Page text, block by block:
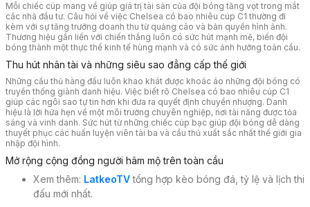
Mỗi chiếc cúp mang về giúp giá trị tài sản của đội bóng tăng vọt trong mắt
các nhà đầu tư. Câu hỏi về việc Chelsea có bao nhiêu cúp C1 thường đi
kèm với sự tăng trưởng doanh thu từ quảng cáo và bản quyền hình ảnh.
Thương hiệu gắn liền với chiến thắng luôn có sức hút mạnh mẽ, biến đội
bóng thành một thực thể kinh tế hùng mạnh và có sức ảnh hưởng toàn cầu.
Thu hút nhân tài và những siêu sao đẳng cấp thế giới
Những cầu thủ hàng đầu luôn khao khát được khoác áo những đội bóng có
truyền thống giành danh hiệu. Việc biết rõ Chelsea có bao nhiêu cúp C1
giúp các ngôi sao tự tin hơn khi đưa ra quyết định chuyển nhượng. Danh
hiệu là lời hứa hẹn về một môi trường chuyên nghiệp, nơi tài năng được tỏa
sáng và vinh danh. Sức hút từ những chiếc cúp bạc giúp đội bóng dễ dàng
thuyết phục các huấn luyện viên tài ba và cầu thủ xuất sắc nhất thế giới gia
nhập đội hình.
Mở rộng cộng đồng người hâm mộ trên toàn cầu
Xem thêm: LatkeoTVtổng hợp kèo bóng đá, tỷ lệ và lịch thi
đấu mới nhất.